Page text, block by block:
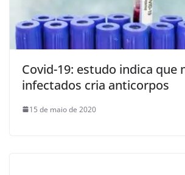
Covid-19: estudo indica que
infectados cria anticorpos
15 de maio de 2020